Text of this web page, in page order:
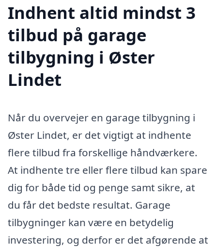
Indhent altid mindst 3
tilbud på garage
tilbygning i Øster
Lindet
Når du overvejer en garage tilbygning i
Øster Lindet, er det vigtigt at indhente
flere tilbud fra forskellige håndværkere.
At indhente tre eller flere tilbud kan spare
dig for både tid og penge samt sikre, at
du får det bedste resultat. Garage
tilbygninger kan være en betydelig
investering, og derfor er det afgørende at